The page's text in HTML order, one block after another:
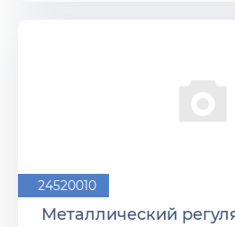
24520010
Металлический